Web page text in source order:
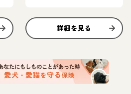
詳細を見る